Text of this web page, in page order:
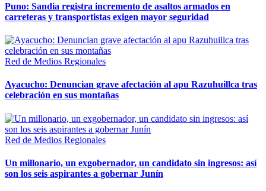
Puno: Sandia registra incremento de asaltos armados en
carreteras y transportistas exigen mayor seguridad
Red de Medios Regionales
Ayacucho: Denuncian grave afectación al apu Razuhuillca tras
celebración en sus montañas
Red de Medios Regionales
Un millonario, un exgobernador, un candidato sin ingresos: así
son los seis aspirantes a gobernar Junín